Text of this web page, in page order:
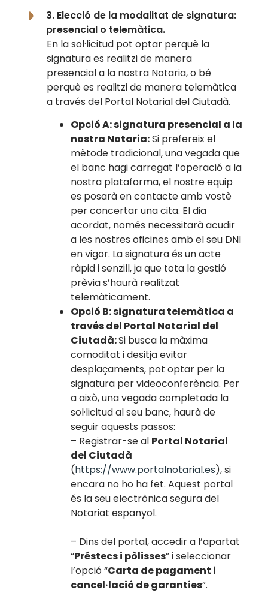
3. Elecció de la modalitat de signatura:
presencial o telemàtica.
En la sol·licitud pot optar perquè la
signatura es realitzi de manera
presencial a la nostra Notaria, o bé
perquè es realitzi de manera telemàtica
a través del Portal Notarial del Ciutadà.
Opció A: signatura presencial a la
nostra Notaria:Si prefereix el
mètode tradicional, una vegada que
el banc hagi carregat l’operació a la
nostra plataforma, el nostre equip
es posarà en contacte amb vostè
per concertar una cita. El dia
acordat, només necessitarà acudir
a les nostres oficines amb el seu DNI
en vigor. La signatura és un acte
ràpid i senzill, ja que tota la gestió
prèvia s’haurà realitzat
telemàticament.
Opció B: signatura telemàtica a
través del Portal Notarial del
Ciutadà:Si busca la màxima
comoditat i desitja evitar
desplaçaments, pot optar per la
signatura per videoconferència. Per
a això, una vegada completada la
sol·licitud al seu banc, haurà de
seguir aquests passos:
– Registrar-se al Portal Notarial
del Ciutadà
(https://www.portalnotarial.es), si
encara no ho ha fet. Aquest portal
és la seu electrònica segura del
Notariat espanyol.
– Dins del portal, accedir a l’apartat
“Préstecs i pòlisses” i seleccionar
l’opció “Carta de pagament i
cancel·lació de garanties”.